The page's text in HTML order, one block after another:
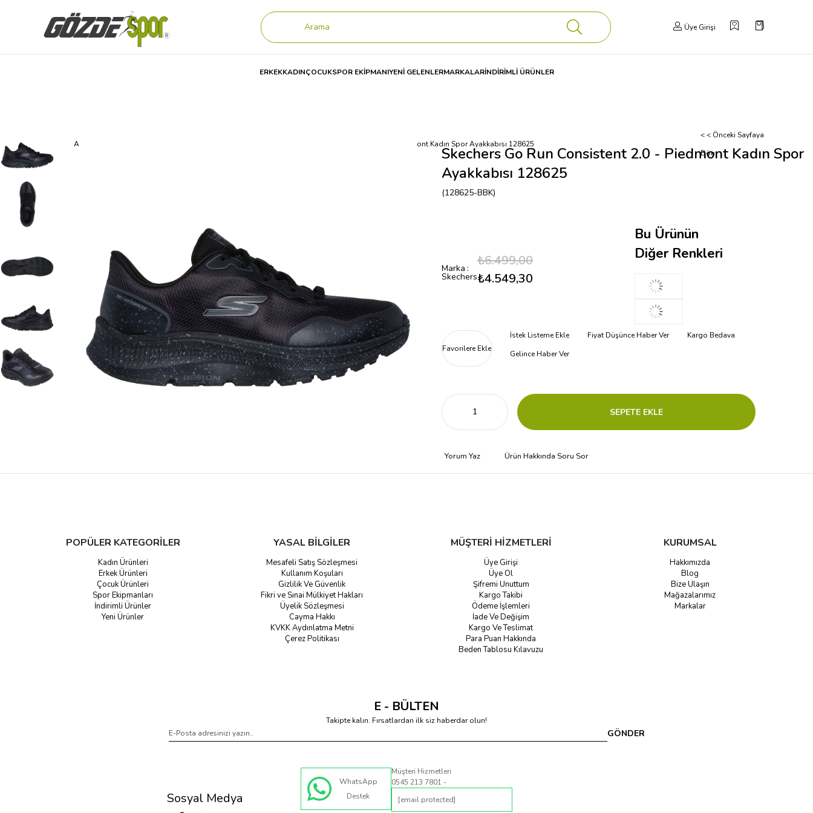
Üye Girişi
ERKEKKADINÇOCUKSPOR EKİPMANIYENİ GELENLERMARKALARİNDİRİMLİ ÜRÜNLER
Anasayfa Skechers Go Run Consistent 2.0 - Piedmont Kadın Spor Ayakkabısı 128625
< < Önceki Sayfaya
Dön
Skechers Go Run Consistent 2.0 - Piedmont Kadın Spor
Ayakkabısı 128625
(128625-BBK)
Marka :
Skechers
₺6.499,00
₺4.549,30
Bu Ürünün
Diğer Renkleri
Favorilere Ekle
İstek Listeme Ekle Fiyat Düşünce Haber Ver
Kargo Bedava
Gelince Haber Ver
Yorum Yaz Ürün Hakkında Soru Sor
POPÜLER KATEGORİLER
Kadın Ürünleri
Erkek Ürünleri
Çocuk Ürünleri
Spor Ekipmanları
İndirimli Ürünler
Yeni Ürünler
YASAL BİLGİLER
Mesafeli Satış Sözleşmesi
Kullanım Koşuları
Gizlilik Ve Güvenlik
Fikri ve Sınai Mülkiyet Hakları
Üyelik Sözleşmesi
Cayma Hakkı
KVKK Aydınlatma Metni
Çerez Politikası
MÜŞTERİ HİZMETLERİ
Üye Girişi
Üye Ol
Şifremi Unuttum
Kargo Takibi
Ödeme İşlemleri
İade Ve Değişim
Kargo Ve Teslimat
Para Puan Hakkında
Beden Tablosu Kılavuzu
KURUMSAL
Hakkımızda
Blog
Bize Ulaşın
Mağazalarımız
Markalar
E - BÜLTEN
Takipte kalın. Fırsatlardan ilk siz haberdar olun!
GÖNDER
Sosyal Medya
WhatsApp
Destek
Müşteri Hizmetleri
0545 213 7801 -
[email protected]